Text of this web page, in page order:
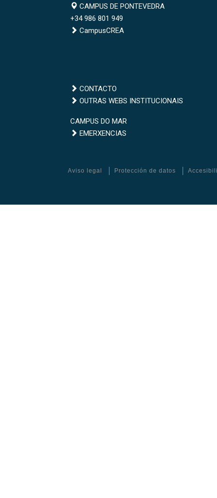
Campus
de
Pontevedra
CAMPUS DE PONTEVEDRA
+34 986 801 949
CampusCREA
CONTACTO
Outras
institucionais
OUTRAS WEBS INSTITUCIONAIS
Campus
do
CAMPUS DO MAR
Emerxencias
EMERXENCIAS
Aviso legal Protección de datos